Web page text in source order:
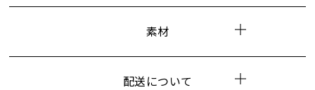
素材
配送について